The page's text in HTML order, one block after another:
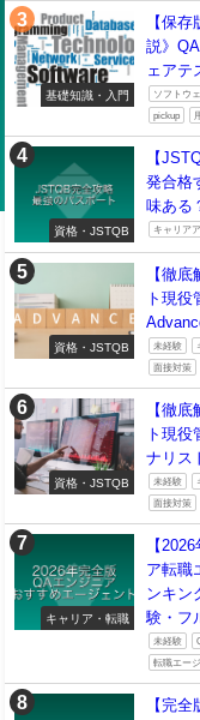
基礎知識・入門
【保
説》
ェアテ
ソフトウ
pickup
資格・JSTQB
【
発合格
味ある
キャリア
資格・JSTQB
【徹
ト現
未経験
面接対策
資格・JSTQB
【徹
ト現
ナリス
未経験
面接対策
キャリア・転職
【
ア転職
ンキン
験・フ
未経験
転職エー
【完